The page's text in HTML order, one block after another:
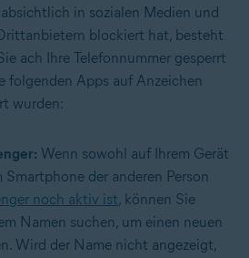
in sozialen Medien und
blockiert hat, besteht
ach Ihre Telefonnummer gesperrt
folgenden Apps auf Anzeichen
wurden:
Wenn sowohl auf Ihrem Gerät
Smartphone der anderen Person
noch aktiv ist, können Sie
Namen suchen, um einen neuen
Wird der Name nicht angezeigt,